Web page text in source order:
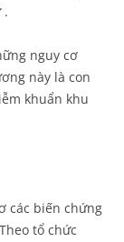
.
nguy cơ
này là con
khuẩn khu
các biến chứng
tổ chức